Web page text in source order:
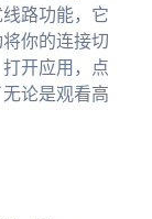
路功能，它
你的连接切
开应用，点
论是观看高